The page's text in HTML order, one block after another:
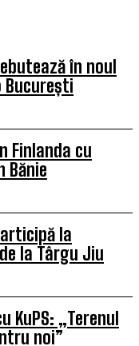
în noul
București
Finlanda cu
Bănie
la
la Târgu Jiu
KuPS: „Terenul
noi”